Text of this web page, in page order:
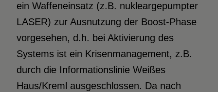
ein Waffeneinsatz (z.B. nukleargepumpter
LASER) zur Ausnutzung der Boost-Phase
vorgesehen, d.h. bei Aktivierung des
Systems ist ein Krisenmanagement, z.B.
durch die Informationslinie Weißes
Haus/Kreml ausgeschlossen. Da nach